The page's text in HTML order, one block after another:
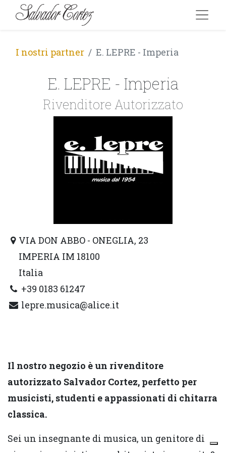
I nostri partner E. LEPRE - Imperia
E. LEPRE - Imperia
Rivenditore Autorizzato
VIA DON ABBO - ONEGLIA, 23
IMPERIA IM 18100
Italia
+39 0183 61247
lepre.musica@alice.it
Il nostro negozio è un rivenditore
autorizzato Salvador Cortez, perfetto per
musicisti, studenti e appassionati di chitarra
classica.
Sei un insegnante di musica, un genitore di